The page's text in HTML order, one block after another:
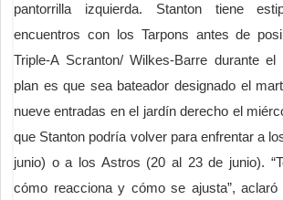
pantorrilla izquierda. Stanton tiene
encuentros con los Tarpons antes de
Triple-A Scranton/ Wilkes-Barre durante
plan es que sea bateador designado el
nueve entradas en el jardín derecho el
que Stanton podría volver para enfrentar a
junio) o a los Astros (20 al 23 de junio).
cómo reacciona y cómo se ajusta”, aclaró